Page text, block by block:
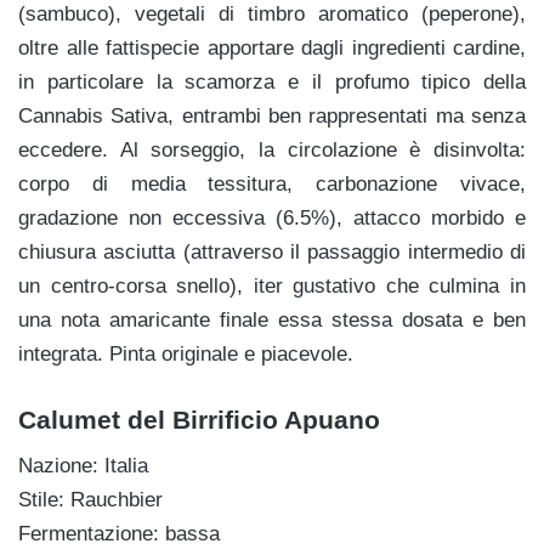
(sambuco), vegetali di timbro aromatico (peperone),
oltre alle fattispecie apportare dagli ingredienti cardine,
in particolare la scamorza e il profumo tipico della
Cannabis Sativa, entrambi ben rappresentati ma senza
eccedere. Al sorseggio, la circolazione è disinvolta:
corpo di media tessitura, carbonazione vivace,
gradazione non eccessiva (6.5%), attacco morbido e
chiusura asciutta (attraverso il passaggio intermedio di
un centro-corsa snello), iter gustativo che culmina in
una nota amaricante finale essa stessa dosata e ben
integrata. Pinta originale e piacevole.
Calumet del Birrificio Apuano
Nazione: Italia
Stile: Rauchbier
Fermentazione: bassa